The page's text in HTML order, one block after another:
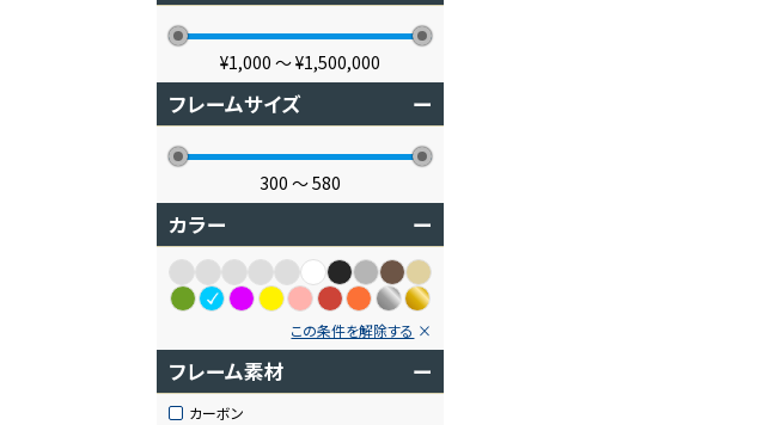
¥1,000 〜¥1,500,000
フレームサイズ ー
300 〜580
カラー ー
この条件を解除する
フレーム素材 ー
カーボン